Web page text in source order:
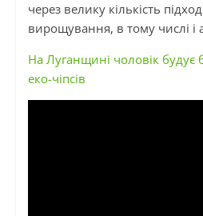
через велику кількість
вирощування, в тому числі і
На Луганщині чоловік будує
еко-чіпсів